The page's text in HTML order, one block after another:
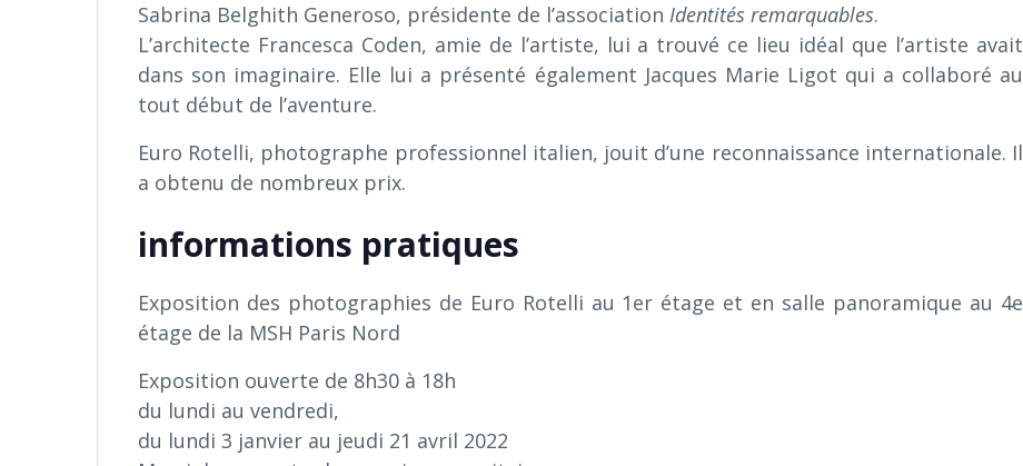
Sabrina Belghith Generoso, présidente de l’association Identités remarquables.
L’architecte Francesca Coden, amie de l’artiste, lui a trouvé ce lieu idéal que l’artiste avait
dans son imaginaire. Elle lui a présenté également Jacques Marie Ligot qui a collaboré au
tout début de l’aventure.
Euro Rotelli, photographe professionnel italien, jouit d’une reconnaissance internationale. Il
a obtenu de nombreux prix.
informations pratiques
Exposition des photographies de Euro Rotelli au 1er étage et en salle panoramique au 4e
étage de la MSH Paris Nord
Exposition ouverte de 8h30 à 18h
du lundi au vendredi,
du lundi 3 janvier au jeudi 21 avril 2022